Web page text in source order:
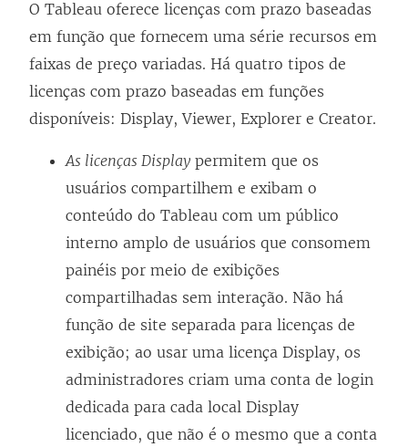
O Tableau oferece licenças com prazo baseadas
em função que fornecem uma série recursos em
faixas de preço variadas. Há quatro tipos de
licenças com prazo baseadas em funções
disponíveis: Display, Viewer, Explorer e Creator.
As licenças Display permitem que os
usuários compartilhem e exibam o
conteúdo do Tableau com um público
interno amplo de usuários que consomem
painéis por meio de exibições
compartilhadas sem interação. Não há
função de site separada para licenças de
exibição; ao usar uma licença Display, os
administradores criam uma conta de login
dedicada para cada local Display
licenciado, que não é o mesmo que a conta